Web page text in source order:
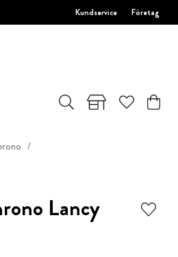
Kundservice Företag
Lancy